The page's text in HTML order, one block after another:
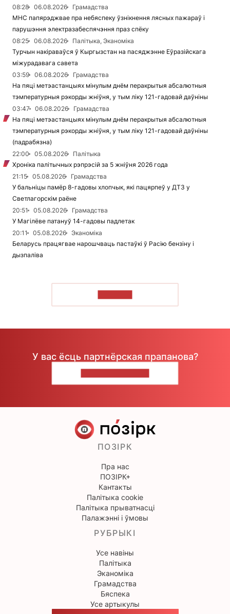
08:28
06.08.2026
Грамадства
МНС папярэджвае пра небяспеку ўзнікнення лясных пажараў і
парушэння электразабеспячэння праз спёку
08:25
06.08.2026
Палітыка, Эканоміка
Турчын накіраваўся ў Кыргызстан на пасяджэнне Еўразійскага
міжурадавага савета
03:59
06.08.2026
Грамадства
На пяці метэастанцыях мінулым днём перакрытыя абсалютныя
тэмпературныя рэкорды жніўня, у тым ліку 121-гадовай даўніны
03:47
06.08.2026
Грамадства
На пяці метэастанцыях мінулым днём перакрытыя абсалютныя
тэмпературныя рэкорды жніўня, у тым ліку 121-гадовай даўніны
(падрабязна)
22:00
05.08.2026
Палітыка
Хроніка палітычных рэпрэсій за 5 жніўня 2026 года
21:15
05.08.2026
Грамадства
У бальніцы памёр 8-гадовы хлопчык, які пацярпеў у ДТЗ у
Светлагорскім раёне
20:51
05.08.2026
Грамадства
У Магілёве патануў 14-гадовы падлетак
20:11
05.08.2026
Эканоміка
Беларусь працягвае нарошчваць пастаўкі ў Расію бензіну і
дызпаліва
У вас ёсць партнёрская прапанова?
ПОЗІРК
Пра нас
ПОЗІРК+
Кантакты
Палітыка cookie
Палітыка прыватнасці
Палажэнні і ўмовы
РУБРЫКІ
Усе навіны
Палітыка
Эканоміка
Грамадства
Бяспека
Усе артыкулы